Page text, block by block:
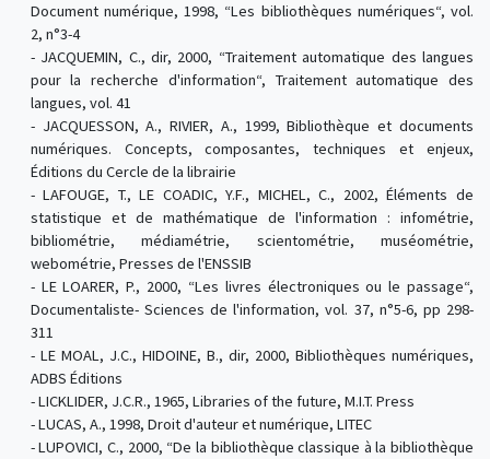
Document numérique, 1998, “Les bibliothèques numériques“, vol.
2, n°3-4
- JACQUEMIN, C., dir, 2000, “Traitement automatique des langues
pour la recherche d'information“, Traitement automatique des
langues, vol. 41
- JACQUESSON, A., RIVIER, A., 1999, Bibliothèque et documents
numériques. Concepts, composantes, techniques et enjeux,
Éditions du Cercle de la librairie
- LAFOUGE, T., LE COADIC, Y.F., MICHEL, C., 2002, Éléments de
statistique et de mathématique de l'information : infométrie,
bibliométrie, médiamétrie, scientométrie, muséométrie,
webométrie, Presses de l'ENSSIB
- LE LOARER, P., 2000, “Les livres électroniques ou le passage“,
Documentaliste- Sciences de l'information, vol. 37, n°5-6, pp 298-
311
- LE MOAL, J.C., HIDOINE, B., dir, 2000, Bibliothèques numériques,
ADBS Éditions
- LICKLIDER, J.C.R., 1965, Libraries of the future, M.I.T. Press
- LUCAS, A., 1998, Droit d'auteur et numérique, LITEC
- LUPOVICI, C., 2000, “De la bibliothèque classique à la bibliothèque